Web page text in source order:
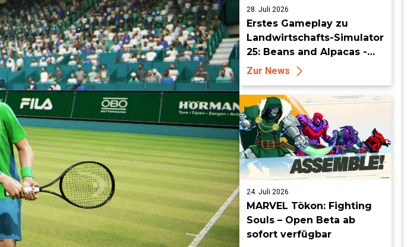
28. Juli 2026
Erstes Gameplay zu
Landwirtschafts-Simulator
25: Beans and Alpacas -
Mehr auf FarmCon
Zur News
24. Juli 2026
MARVEL Tōkon: Fighting
Souls – Open Beta ab
sofort verfügbar